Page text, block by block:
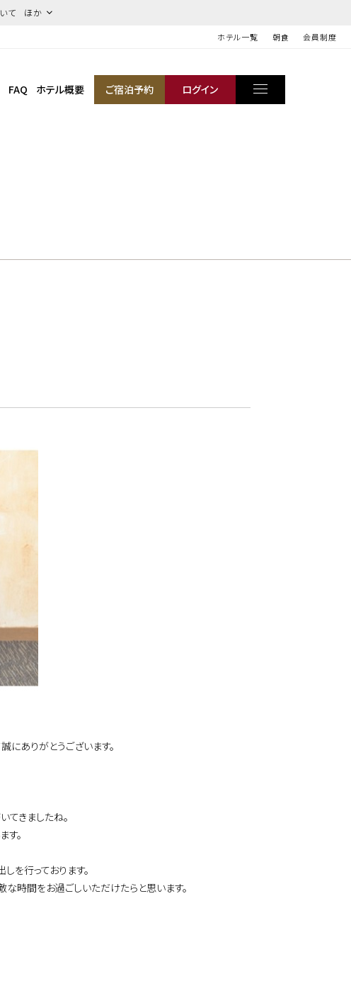
いて ほか
ホテル一覧 朝食 会員制度
FAQ ホテル概要 ご宿泊予約 ログイン
にありがとうございます。
てきましたね。
。
を行っております。
な時間をお過ごしいただけたらと思います。